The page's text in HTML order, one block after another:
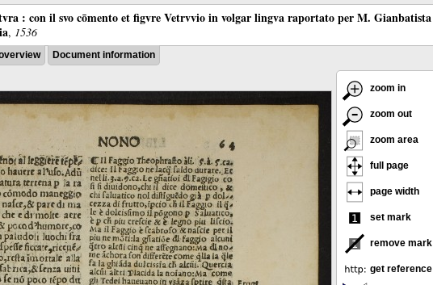
: con il svo cōmento et figvre Vetrvvio in volgar lingva raportato per M. Gianbatista
, 1536
Document information
zoom in
zoom out
zoom area
full page
page width
set mark
remove mark
get reference